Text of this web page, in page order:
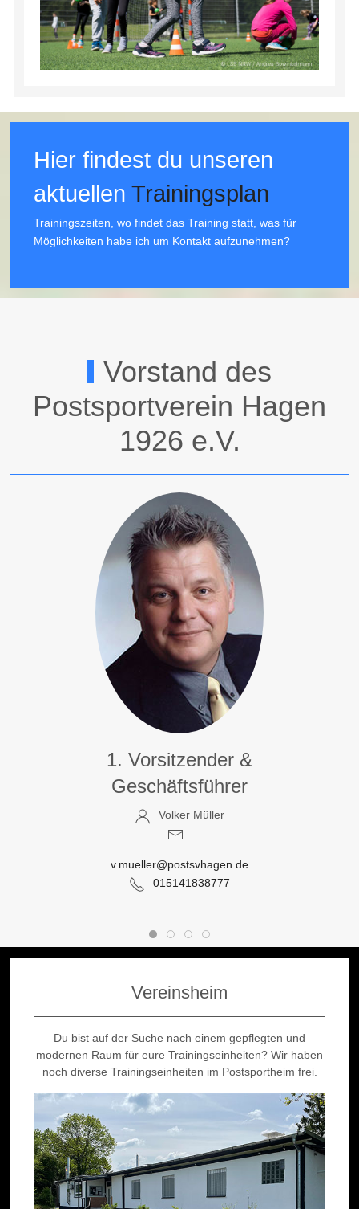
Hier findest du unseren
aktuellen Trainingsplan
Trainingszeiten, wo findet das Training statt, was für
Möglichkeiten habe ich um Kontakt aufzunehmen?
Vorstand des
Postsportverein Hagen
1926 e.V.
1. Vorsitzender &
Geschäftsführer
Volker Müller
v.mueller@postsvhagen.de
015141838777
Vereinsheim
Du bist auf der Suche nach einem gepflegten und
modernen Raum für eure Trainingseinheiten? Wir haben
noch diverse Trainingseinheiten im Postsportheim frei.